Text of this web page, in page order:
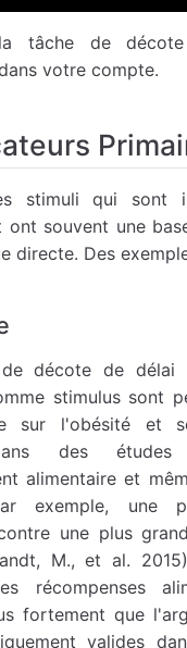
tâche de
votre compte.
stimuli qui sont
ont souvent une
directe. Des
décote de délai
stimulus sont
sur l'obésité et
des
alimentaire et
exemple, une
une plus
M., et al.
récompenses
fortement que
valides